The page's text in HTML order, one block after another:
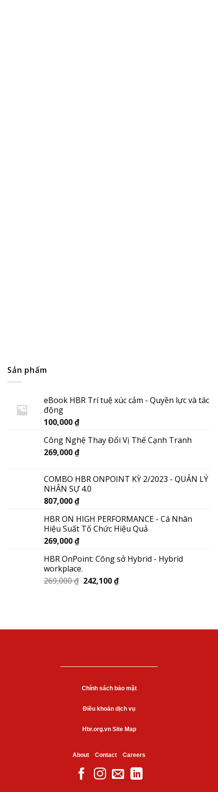
Sản phẩm
eBook HBR Trí tuệ xúc cảm - Quyền lực và tác
động
100,000₫
Công Nghệ Thay Đổi Vị Thế Cạnh Tranh
269,000₫
COMBO HBR ONPOINT KỲ 2/2023 - QUẢN LÝ
NHÂN SỰ 4.0
807,000₫
HBR ON HIGH PERFORMANCE - Cá Nhân
Hiệu Suất Tổ Chức Hiệu Quả
269,000₫
HBR OnPoint: Công sở Hybrid - Hybrid
workplace.
269,000₫ 242,100₫
Chính sách bảo mật
Điều khoản dịch vụ
Hbr.org.vn Site Map
About Contact Careers